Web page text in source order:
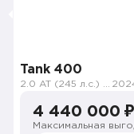
Tank 400
4 440 000 ₽
Максимальная